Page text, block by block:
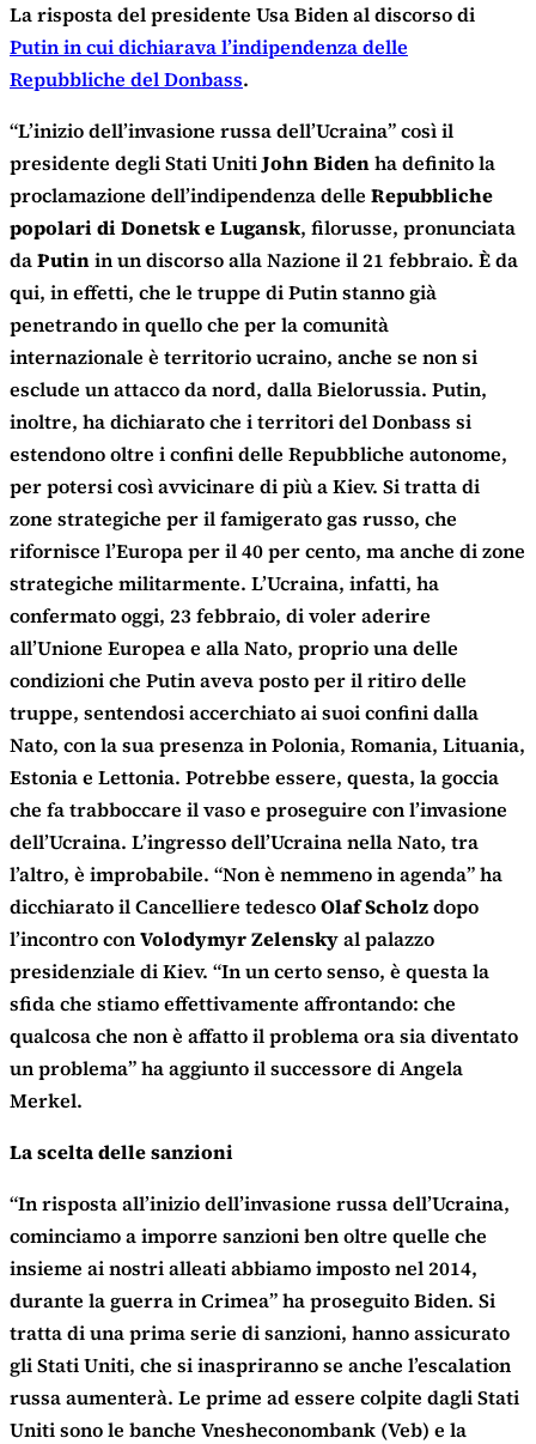
La risposta del presidente Usa Biden al discorso di
Putin in cui dichiarava l’indipendenza delle
Repubbliche del Donbass.
“L’inizio dell’invasione russa dell’Ucraina” così il
presidente degli Stati UnitiJohn Bidenha definito la
proclamazione dell’indipendenza delle Repubbliche
popolari di Donetsk e Lugansk, filorusse, pronunciata
daPutinin un discorso alla Nazione il 21 febbraio. È da
qui, in effetti, che le truppe di Putin stanno già
penetrando in quello che per la comunità
internazionale è territorio ucraino, anche se non si
esclude un attacco da nord, dalla Bielorussia. Putin,
inoltre, ha dichiarato che i territori del Donbass si
estendono oltre i confini delle Repubbliche autonome,
per potersi così avvicinare di più a Kiev. Si tratta di
zone strategiche per il famigerato gas russo, che
rifornisce l’Europa per il 40 per cento, ma anche di zone
strategiche militarmente. L’Ucraina, infatti, ha
confermato oggi, 23 febbraio, di voler aderire
all’Unione Europea e alla Nato, proprio una delle
condizioni che Putin aveva posto per il ritiro delle
truppe, sentendosi accerchiato ai suoi confini dalla
Nato, con la sua presenza in Polonia, Romania, Lituania,
Estonia e Lettonia. Potrebbe essere, questa, la goccia
che fa trabboccare il vaso e proseguire con l’invasione
dell’Ucraina. L’ingresso dell’Ucraina nella Nato, tra
l’altro, è improbabile. “Non è nemmeno in agenda” ha
dicchiarato il Cancelliere tedescoOlaf Scholzdopo
l’incontro conVolodymyr Zelenskyal palazzo
presidenziale di Kiev. “In un certo senso, è questa la
sfida che stiamo effettivamente affrontando: che
qualcosa che non è affatto il problema ora sia diventato
un problema” ha aggiunto il successore di Angela
Merkel.
La scelta delle sanzioni
“In risposta all’inizio dell’invasione russa dell’Ucraina,
cominciamo a imporre sanzioni ben oltre quelle che
insieme ai nostri alleati abbiamo imposto nel 2014,
durante la guerra in Crimea” ha proseguito Biden. Si
tratta di una prima serie di sanzioni, hanno assicurato
gli Stati Uniti, che si inaspriranno se anche l’escalation
russa aumenterà. Le prime ad essere colpite dagli Stati
Uniti sono le banche Vnesheconombank (Veb) e la